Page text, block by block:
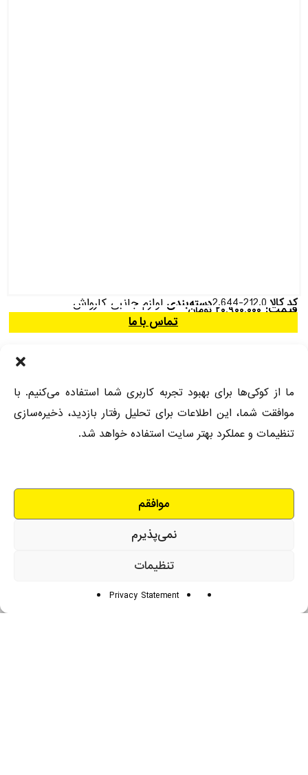
ما از کوکی‌ها برای بهبود تجربه کاربری شما استفاده می‌کنیم. با
موافقت شما، این اطلاعات برای تحلیل رفتار بازدید، ذخیره‌سازی
تنظیمات و عملکرد بهتر سایت استفاده خواهد شد.
موافقم
نمی‌پذیرم
تنظیمات
Privacy Statement
کد کالا 2.644-212.0دسته‌بندی لوازم جانبی کارواش قیمت:۲۰,۹۰۰,۰۰۰ تومان
تماس با ما
توضیحات مزایا و ویژگی ها دستگاه‌های سازگار
مزایا و ویژگی‌ها
درباره کارن تجارت بهین
بلندمدت، برای ایجاد تحول در صنعت نظافت کشور، شروع به فعالیت